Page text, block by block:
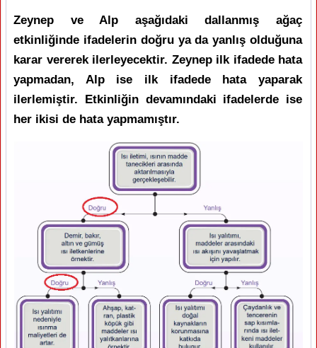
Zeynep ve Alp aşağıdaki dallanmış ağaç
etkinliğinde ifadelerin doğru ya da yanlış olduğuna
karar vererek ilerleyecektir. Zeynep ilk ifadede hata
yapmadan, Alp ise ilk ifadede hata yaparak
ilerlemiştir. Etkinliğin devamındaki ifadelerde ise
her ikisi de hata yapmamıştır.